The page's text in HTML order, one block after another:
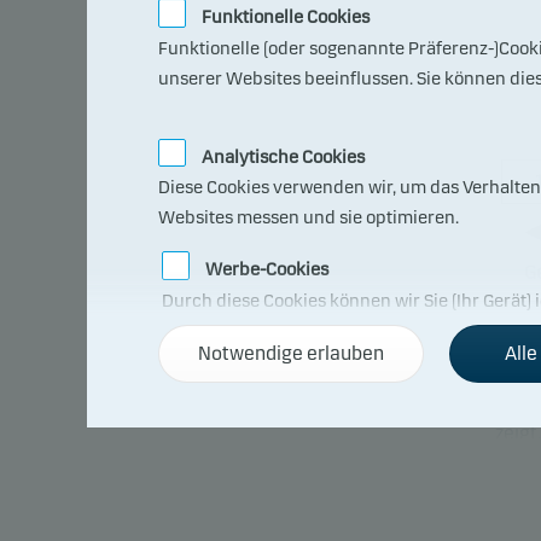
Der
Funktionelle Cookies
Funktionelle (oder sogenannte Präferenz-
unserer Websites beeinflussen. Sie können
Analytische Cookies
Diese Cookies verwenden wir, um das
Websites messen und sie optimieren.
Werbe-Cookies
Durch diese Cookies können wir Sie (Ihr
Notwendige erlauben